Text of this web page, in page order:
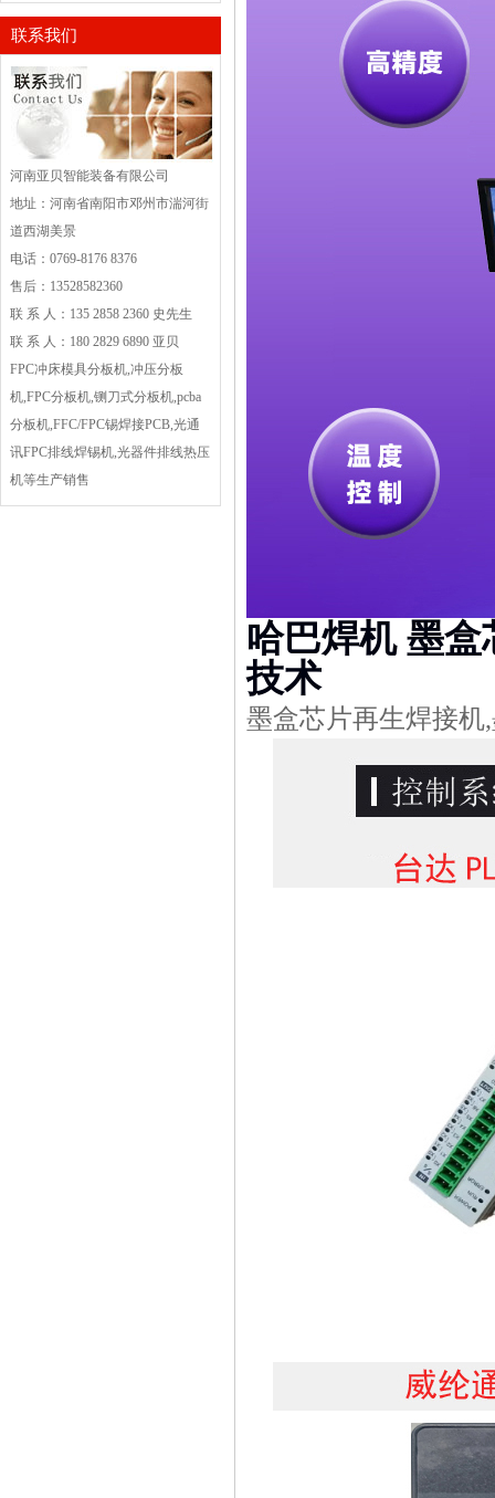
联系我们
河南亚贝智能装备有限公司
地址：河南省南阳市邓州市湍河街
道西湖美景
电话：0769-8176 8376
售后：13528582360
联 系 人：135 2858 2360 史先生
联 系 人：180 2829 6890 亚贝
FPC冲床模具分板机,冲压分板
机,FPC分板机,铡刀式分板机,pcba
分板机,FFC/FPC锡焊接PCB,光通
讯FPC排线焊锡机,光器件排线热压
机等生产销售
哈巴焊机 墨
技术
墨盒芯片再生焊接机